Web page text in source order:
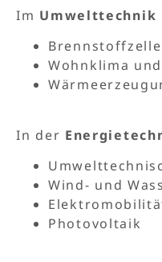
Im Umwelttechnik
Wohnklima
In der
Wind- und
Photovoltaik